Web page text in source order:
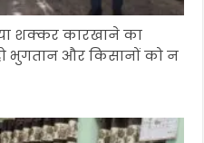
शक्कर कारखाने का
भुगतान और किसानों को न